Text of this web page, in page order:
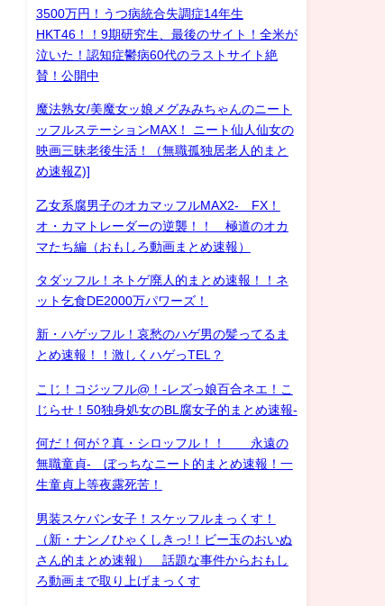
3500万円！うつ病統合失調症14年生
HKT46！！9期研究生、最後のサイト！全米が
泣いた！認知症鬱病60代のラストサイト絶
賛！公開中
魔法熟女/美魔女ッ娘メグみみちゃんのニート
ッフルステーションMAX！ ニート仙人仙女の
映画三昧老後生活！（無職孤独居老人的まと
め速報Z)]
乙女系腐男子のオカマッフルMAX2- FX！
オ・カマトレーダーの逆襲！！ 極道のオカ
マたち編（おもしろ動画まとめ速報）
タダッフル！ネトゲ廃人的まとめ速報！！ネ
ット乞食DE2000万パワーズ！
新・ハゲッフル！哀愁のハゲ男の髪ってるま
とめ速報！！激しくハゲっTEL？
こじ！コジッフル@！-レズっ娘百合ネエ！こ
じらせ！50独身処女のBL腐女子的まとめ速報-
何だ！何が？真・シロッフル！！ 永遠の
無職童貞- ぼっちなニート的まとめ速報！一
生童貞上等夜露死苦！
男装スケバン女子！スケッフルまっくす！
（新・ナンノひゃくしきっ!！ビー玉のおいぬ
さん的まとめ速報） 話題な事件からおもし
ろ動画まで取り上げまっくす